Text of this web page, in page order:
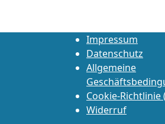
Impressum
Datenschutz
Allgemeine
Cookie-Richtlinie
Widerruf